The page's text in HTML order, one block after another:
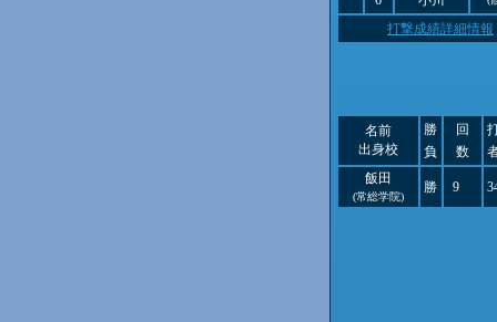
打撃成績詳細情報
名前
出身校
勝
負
回
数
飯田
(常総学院)
勝 9